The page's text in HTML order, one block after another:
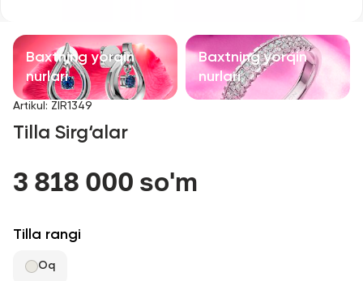
Aksessuarlar
Sevimli
Baxtning yorqin
nurlari
Baxtning yorqin
nurlari
Artikul : ZIR1349
Tilla Sirg‘alar
3 818 000 so'm
Tilla rangi
Oq